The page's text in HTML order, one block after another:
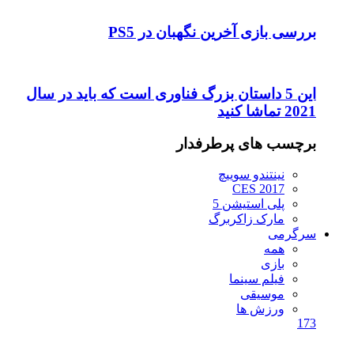
بررسی بازی آخرین نگهبان در PS5
این 5 داستان بزرگ فناوری است که باید در سال
2021 تماشا کنید
برچسب های پرطرفدار
نینتندو سوییچ
CES 2017
پلی استیشن 5
مارک زاکربرگ
سرگرمی
همه
بازی
فیلم سینما
موسیقی
ورزش ها
173